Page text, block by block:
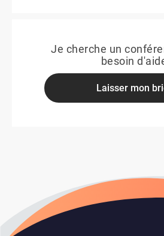
Je cherche un
besoin
Laisser mon